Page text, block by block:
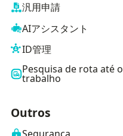
汎用申請
AIアシスタント
ID管理
Pesquisa de rota até o
trabalho
Outros